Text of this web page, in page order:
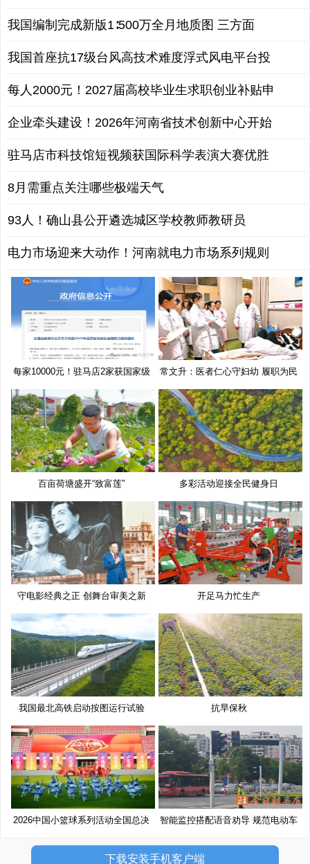
我国编制完成新版1∶500万全月地质图 三方面
我国首座抗17级台风高技术难度浮式风电平台投
每人2000元！2027届高校毕业生求职创业补贴申
企业牵头建设！2026年河南省技术创新中心开始
驻马店市科技馆短视频获国际科学表演大赛优胜
8月需重点关注哪些极端天气
93人！确山县公开遴选城区学校教师教研员
电力市场迎来大动作！河南就电力市场系列规则
每家10000元！驻马店2家获国家级
常文升：医者仁心守妇幼 履职为民
百亩荷塘盛开“致富莲” 多彩活动迎接全民健身日
守电影经典之正 创舞台审美之新 开足马力忙生产
我国最北高铁启动按图运行试验 抗旱保秋
2026中国小篮球系列活动全国总决
智能监控搭配语音劝导 规范电动车
下载安装手机客户端